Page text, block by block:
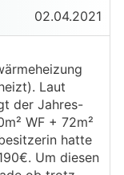
02.04.2021
Laut
der Jahres-
WF + 72m²
hatte
Um diesen